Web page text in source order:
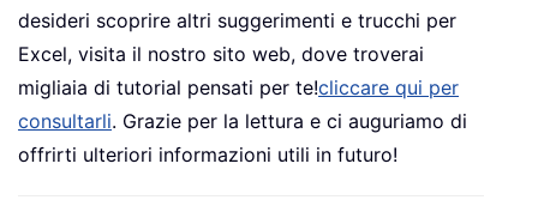
desideri scoprire altri suggerimenti e trucchi per
Excel, visita il nostro sito web, dove troverai
migliaia di tutorial pensati per te!cliccare qui per
consultarli. Grazie per la lettura e ci auguriamo di
offrirti ulteriori informazioni utili in futuro!